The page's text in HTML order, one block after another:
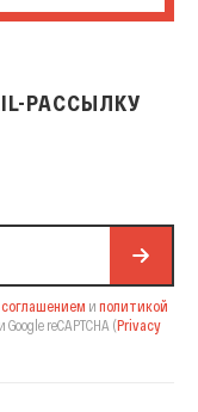
РАССЫЛКУ
соглашением и политикой
reCAPTCHA (Privacy